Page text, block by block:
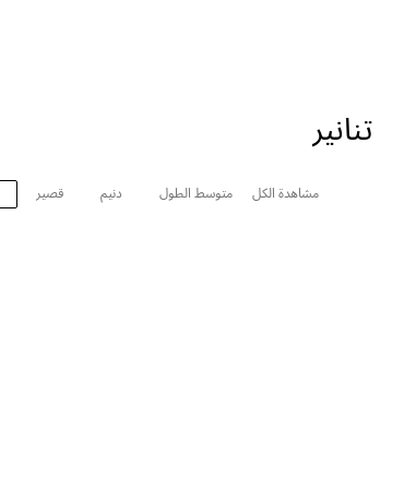
تنانير
مشاهدة الكل متوسط الطول دنيم قصير